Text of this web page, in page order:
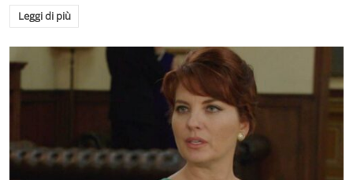
Leggi di più